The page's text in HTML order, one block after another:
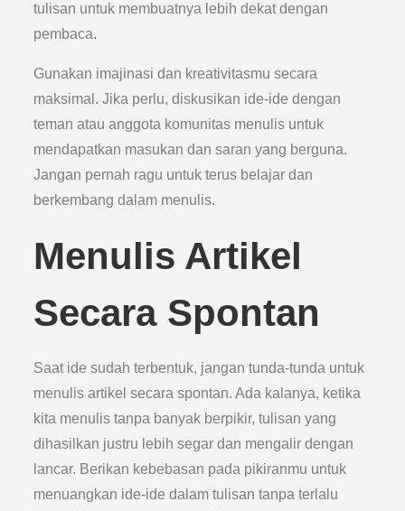
tulisan untuk membuatnya lebih dekat dengan
pembaca.
Gunakan imajinasi dan kreativitasmu secara
maksimal. Jika perlu, diskusikan ide-ide dengan
teman atau anggota komunitas menulis untuk
mendapatkan masukan dan saran yang berguna.
Jangan pernah ragu untuk terus belajar dan
berkembang dalam menulis.
Menulis Artikel
Secara Spontan
Saat ide sudah terbentuk, jangan tunda-tunda untuk
menulis artikel secara spontan. Ada kalanya, ketika
kita menulis tanpa banyak berpikir, tulisan yang
dihasilkan justru lebih segar dan mengalir dengan
lancar. Berikan kebebasan pada pikiranmu untuk
menuangkan ide-ide dalam tulisan tanpa terlalu